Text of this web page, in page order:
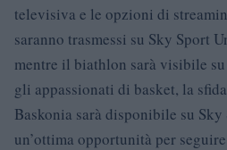
televisiva e le opzioni di
saranno trasmessi su Sky Sport
mentre il biathlon sarà visibile
gli appassionati di basket, la
Baskonia sarà disponibile su
un’ottima opportunità per